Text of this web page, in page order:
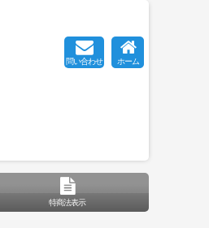
問い合わせ ホーム
特商法表示